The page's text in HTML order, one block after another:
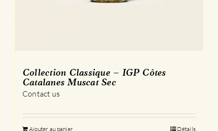
Collection Classique – IGP Côtes
Catalanes Muscat Sec
Contact us
Ajouter au panier Détails